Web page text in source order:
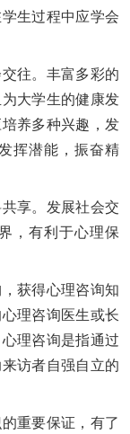
生过程中应学会
往。丰富多彩的
大学生的健康发
养多种兴趣，发
挥潜能，振奋精
享。发展社会交
，有利于心理保
获得心理咨询知
理咨询医生或长
理咨询是指通过
访者自强自立的
重要保证，有了